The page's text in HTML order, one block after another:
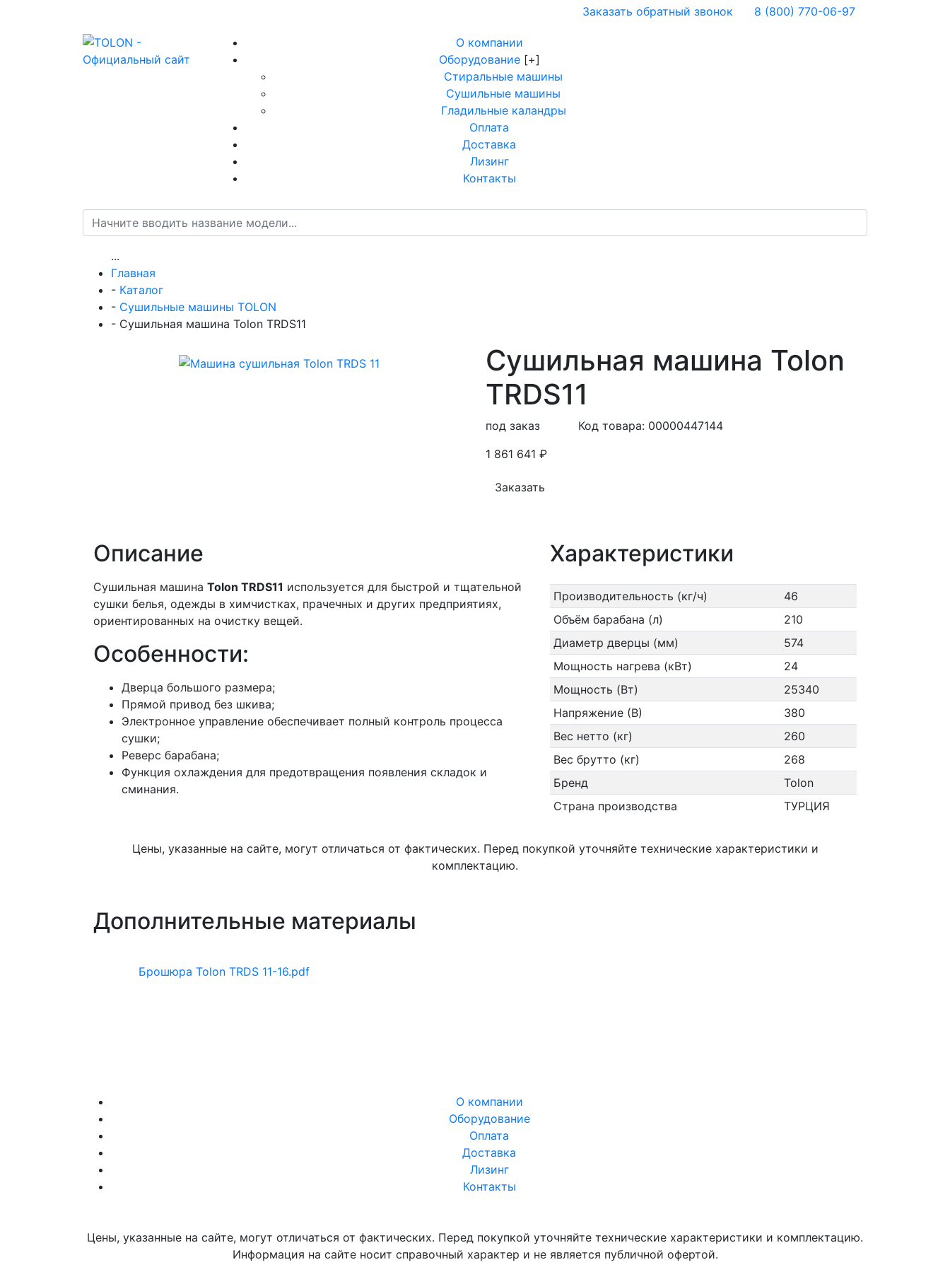
Заказать обратный звонок 8 (800) 770-06-97
О компании
Оборудование [+]
Стиральные машины
Сушильные машины
Гладильные каландры
Оплата
Доставка
Лизинг
Контакты
...
Главная
- Каталог
- Сушильные машины TOLON
- Сушильная машина Tolon TRDS11
Сушильная машина Tolon
TRDS11
под заказ
Код товара: 00000447144
1 861 641 ₽
Заказать
Описание
Сушильная машина Tolon TRDS11 используется для быстрой и тщательной
сушки белья, одежды в химчистках, прачечных и других предприятиях,
ориентированных на очистку вещей.
Особенности:
Дверца большого размера;
Прямой привод без шкива;
Электронное управление обеспечивает полный контроль процесса
сушки;
Реверс барабана;
Функция охлаждения для предотвращения появления складок и
сминания.
Характеристики
Производительность (кг/ч)
46
Объём барабана (л)
210
Диаметр дверцы (мм)
574
Мощность нагрева (кВт)
24
Мощность (Вт)
25340
Напряжение (В)
380
Вес нетто (кг)
260
Вес брутто (кг)
268
Бренд
Tolon
Страна производства
ТУРЦИЯ
Цены, указанные на сайте, могут отличаться от фактических. Перед покупкой уточняйте технические характеристики и
комплектацию.
Дополнительные материалы
Брошюра Tolon TRDS 11-16.pdf
О компании
Оборудование
Оплата
Доставка
Лизинг
Контакты
Цены, указанные на сайте, могут отличаться от фактических. Перед покупкой уточняйте технические характеристики и комплектацию.
Информация на сайте носит справочный характер и не является публичной офертой.